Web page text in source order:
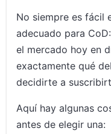
No siempre es fácil
adecuado para
el mercado hoy en
exactamente qué
decidirte a
Aquí hay algunas
antes de elegir una: